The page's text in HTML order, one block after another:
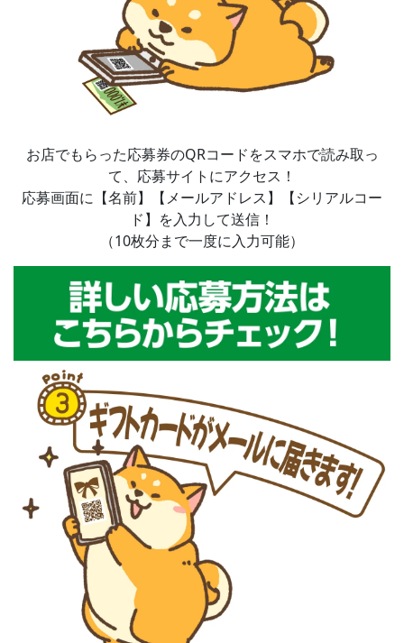
お店でもらった応募券のQRコードをスマホで読み取っ
て、応募サイトにアクセス！
応募画面に【名前】【メールアドレス】【シリアルコー
ド】を入力して送信！
（10枚分まで一度に入力可能）